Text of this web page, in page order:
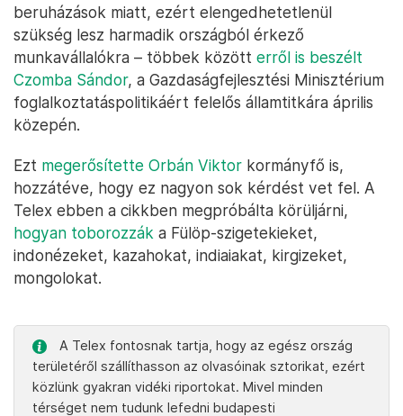
beruházások miatt, ezért elengedhetetlenül
szükség lesz harmadik országból érkező
munkavállalókra – többek között erről is beszélt
Czomba Sándor, a Gazdaságfejlesztési Minisztérium
foglalkoztatáspolitikáért felelős államtitkára április
közepén.
Ezt megerősítette Orbán Viktor kormányfő is,
hozzátéve, hogy ez nagyon sok kérdést vet fel. A
Telex ebben a cikkben megpróbálta körüljárni,
hogyan toborozzák a Fülöp-szigetekieket,
indonézeket, kazahokat, indiaiakat, kirgizeket,
mongolokat.
A Telex fontosnak tartja, hogy az egész ország
területéről szállíthasson az olvasóinak sztorikat, ezért
közlünk gyakran vidéki riportokat. Mivel minden
térséget nem tudunk lefedni budapesti